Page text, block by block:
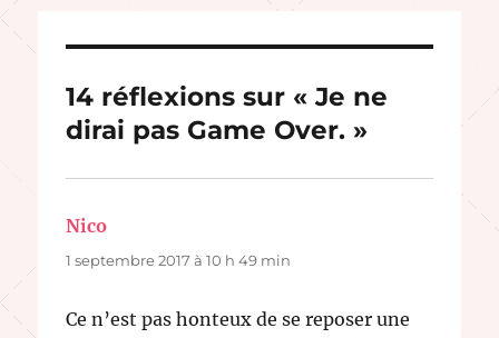
14 réflexions sur « Je ne
dirai pas Game Over. »
Nico
1 septembre 2017 à 10 h 49 min
Ce n’est pas honteux de se reposer une